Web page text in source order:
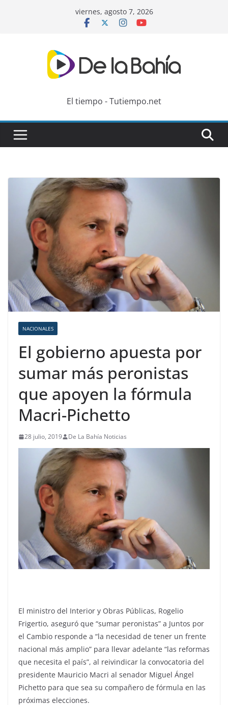
viernes, agosto 7, 2026
El tiempo - Tutiempo.net
NACIONALES
El gobierno apuesta por
sumar más peronistas
que apoyen la fórmula
Macri-Pichetto
28 julio, 2019 De La Bahía Noticias
El ministro del Interior y Obras Públicas, Rogelio
Frigertio, aseguró que “sumar peronistas” a Juntos por
el Cambio responde a “la necesidad de tener un frente
nacional más amplio” para llevar adelante “las reformas
que necesita el país”, al reivindicar la convocatoria del
presidente Mauricio Macri al senador Miguel Ángel
Pichetto para que sea su compañero de fórmula en las
próximas elecciones.